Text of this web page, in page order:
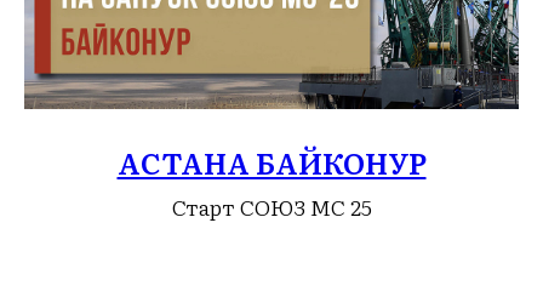
АСТАНА БАЙКОНУР
Старт СОЮЗ МС 25